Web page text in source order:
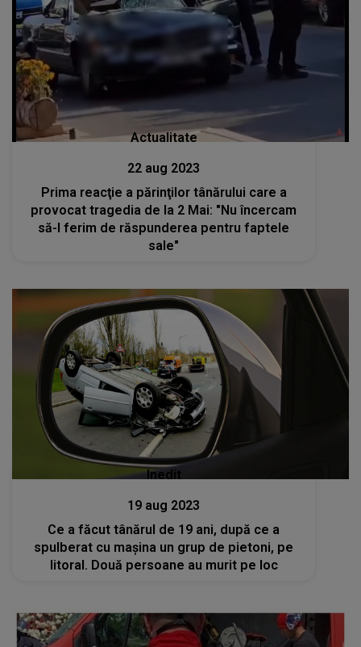
Actualitate
22 aug 2023
Prima reacţie a părinţilor tânărului care a
provocat tragedia de la 2 Mai: "Nu încercam
să-l ferim de răspunderea pentru faptele
sale"
Inedit
19 aug 2023
Ce a făcut tânărul de 19 ani, după ce a
spulberat cu mașina un grup de pietoni, pe
litoral. Două persoane au murit pe loc